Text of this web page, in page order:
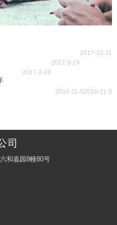
2017-10-11
2017-9-24
2017-2-28
2016-11-9
2016-11-5
司
和嘉园8幢80号